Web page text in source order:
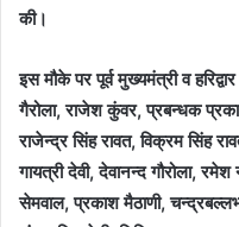
की।
इस मौके पर पूर्व मुख्यमंत्री व
गैरोला, राजेश कुंवर, प्रबन्धक
राजेन्द्र सिंह रावत, विक्रम सिंह
गायत्री देवी, देवानन्द गौरोला,
सेमवाल, प्रकाश मैठाणी,